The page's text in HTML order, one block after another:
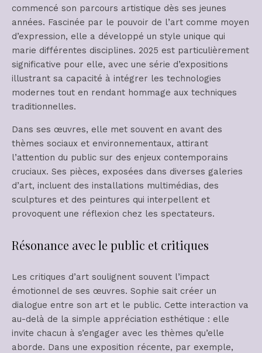
commencé son parcours artistique dès ses jeunes
années. Fascinée par le pouvoir de l’art comme moyen
d’expression, elle a développé un style unique qui
marie différentes disciplines. 2025 est particulièrement
significative pour elle, avec une série d’expositions
illustrant sa capacité à intégrer les technologies
modernes tout en rendant hommage aux techniques
traditionnelles.
Dans ses œuvres, elle met souvent en avant des
thèmes sociaux et environnementaux, attirant
l’attention du public sur des enjeux contemporains
cruciaux. Ses pièces, exposées dans diverses galeries
d’art, incluent des installations multimédias, des
sculptures et des peintures qui interpellent et
provoquent une réflexion chez les spectateurs.
Résonance avec le public et critiques
Les critiques d’art soulignent souvent l’impact
émotionnel de ses œuvres. Sophie sait créer un
dialogue entre son art et le public. Cette interaction va
au-delà de la simple appréciation esthétique : elle
invite chacun à s’engager avec les thèmes qu’elle
aborde. Dans une exposition récente, par exemple,